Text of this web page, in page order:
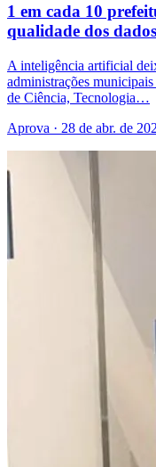
1 em cada 10
qualidade dos
A inteligência artificial
administrações
de Ciência, Tecnologia…
Aprova · 28 de abr. de